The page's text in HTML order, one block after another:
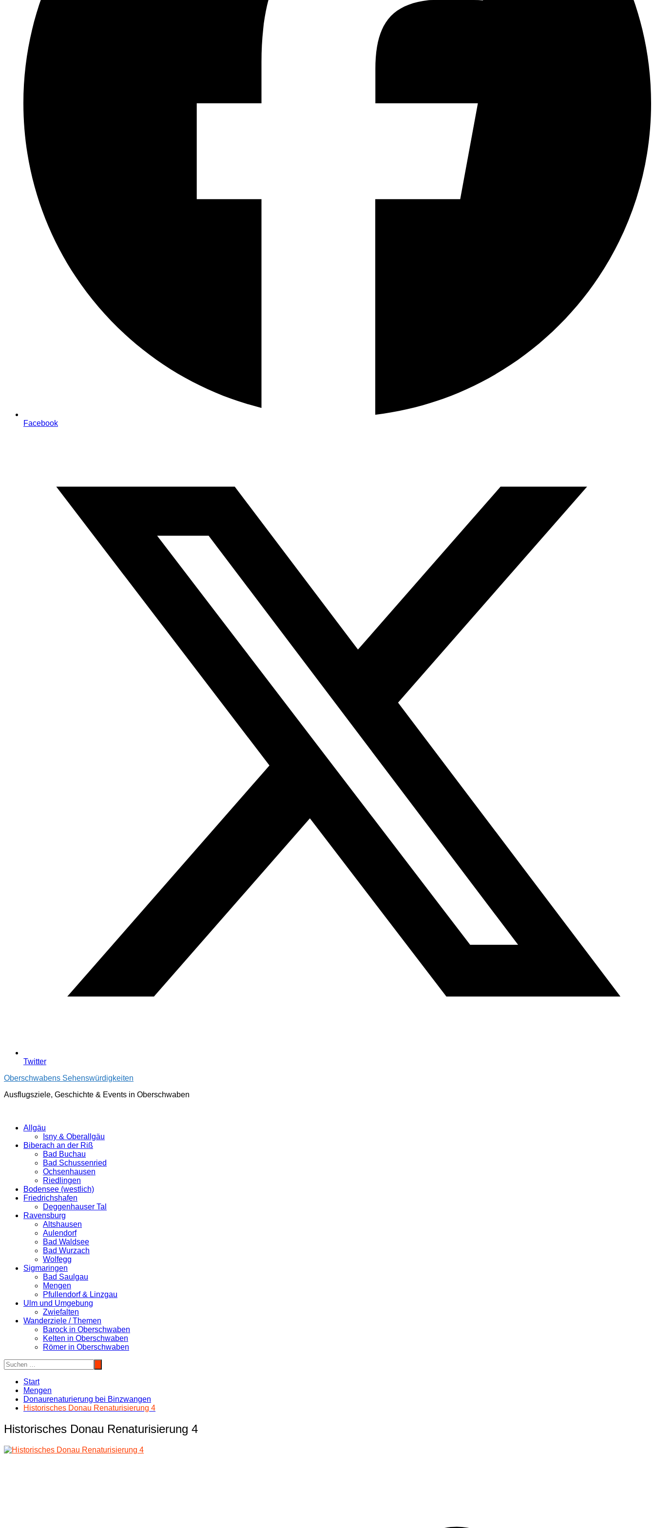
Facebook
Twitter
Oberschwabens Sehenswürdigkeiten
Ausflugsziele, Geschichte & Events in Oberschwaben
Allgäu
Isny & Oberallgäu
Biberach an der Riß
Bad Buchau
Bad Schussenried
Ochsenhausen
Riedlingen
Bodensee (westlich)
Friedrichshafen
Deggenhauser Tal
Ravensburg
Altshausen
Aulendorf
Bad Waldsee
Bad Wurzach
Wolfegg
Sigmaringen
Bad Saulgau
Mengen
Pfullendorf & Linzgau
Ulm und Umgebung
Zwiefalten
Wanderziele / Themen
Barock in Oberschwaben
Kelten in Oberschwaben
Römer in Oberschwaben
Start
Mengen
Donaurenaturierung bei Binzwangen
Historisches Donau Renaturisierung 4
Historisches Donau Renaturisierung 4